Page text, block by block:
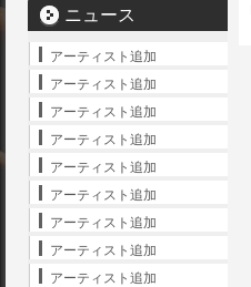
ニュース
アーティスト追加
アーティスト追加
アーティスト追加
アーティスト追加
アーティスト追加
アーティスト追加
アーティスト追加
アーティスト追加
アーティスト追加